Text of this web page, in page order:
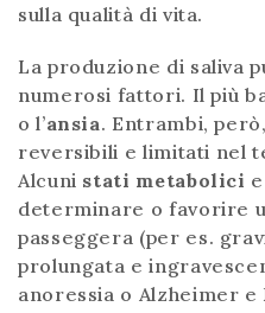
sulla qualità di vita.
La produzione di saliva
numerosi fattori. Il più
o l’ansia. Entrambi,
reversibili e limitati nel
Alcuni stati metabolici
determinare o favorire
passeggera (per es.
prolungata e
anoressia o Alzheimer e